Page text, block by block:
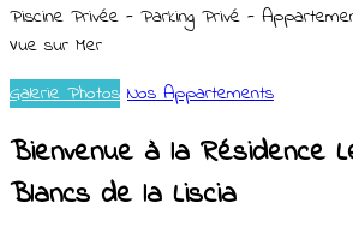
Piscine Privée - Parking Privé -
Vue sur Mer
Galerie Photos Nos Appartements
Bienvenue à la Résidence
Blancs de la Liscia